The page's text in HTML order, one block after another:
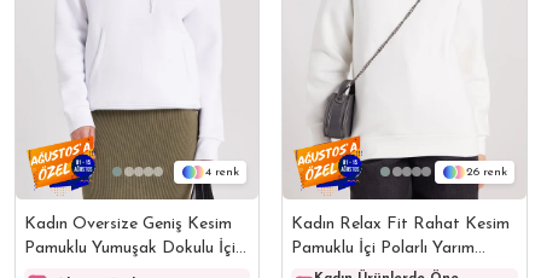
4
Kadın Oversize Geniş Kesim
Pamuklu Yumuşak Dokulu İçi
Polarlı Baskılı Beyaz
26
Kadın Relax Fit Rahat Kesim
Pamuklu İçi Polarlı Yarım
Fermuarlı Beyaz Dik Yaka